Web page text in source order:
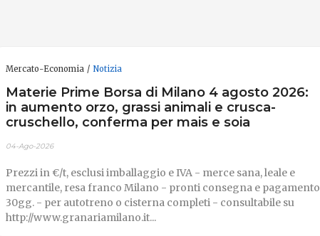
Mercato-Economia Notizia
Materie Prime Borsa di Milano 4 agosto 2026:
in aumento orzo, grassi animali e crusca-
cruschello, conferma per mais e soia
04-Ago-2026
Prezzi in €/t, esclusi imballaggio e IVA - merce sana, leale e
mercantile, resa franco Milano - pronti consegna e pagamento
30gg. - per autotreno o cisterna completi - consultabile su
http://www.granariamilano.it...